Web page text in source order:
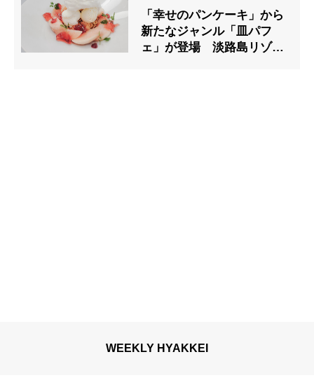
「幸せのパンケーキ」から
新たなジャンル「皿パフ
ェ」が登場 淡路島リゾー
WEEKLY HYAKKEI